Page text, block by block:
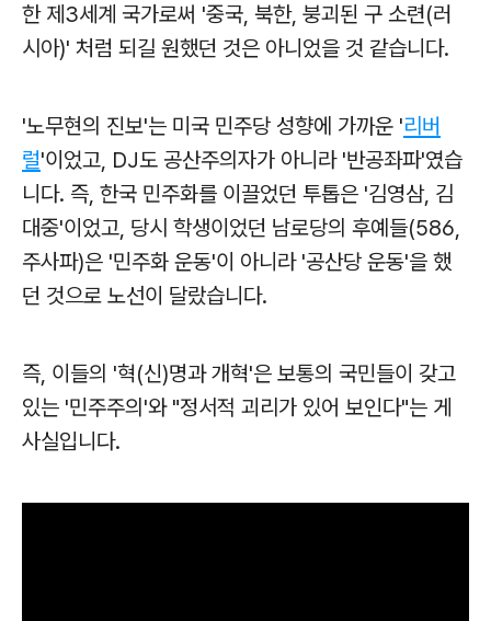
한 제3세계 국가로써 '중국, 북한, 붕괴된 구 소련(러
시아)' 처럼 되길 원했던 것은 아니었을 것 같습니다.
'노무현의 진보'는 미국 민주당 성향에 가까운 '리버
럴'이었고, DJ도 공산주의자가 아니라 '반공좌파'였습
니다. 즉, 한국 민주화를 이끌었던 투톱은 '김영삼, 김
대중'이었고, 당시 학생이었던 남로당의 후예들(586,
주사파)은 '민주화 운동'이 아니라 '공산당 운동'을 했
던 것으로 노선이 달랐습니다.
즉, 이들의 '혁(신)명과 개혁'은 보통의 국민들이 갖고
있는 '민주주의'와 "정서적 괴리가 있어 보인다"는 게
사실입니다.